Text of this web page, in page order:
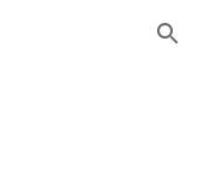
Skip to navigation